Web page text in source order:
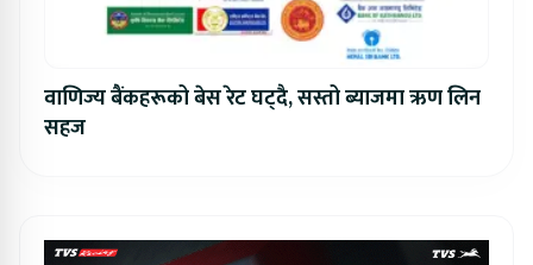
वाणिज्य बैंकहरूको बेस रेट घट्दै, सस्तो ब्याजमा ऋण लिन
सहज